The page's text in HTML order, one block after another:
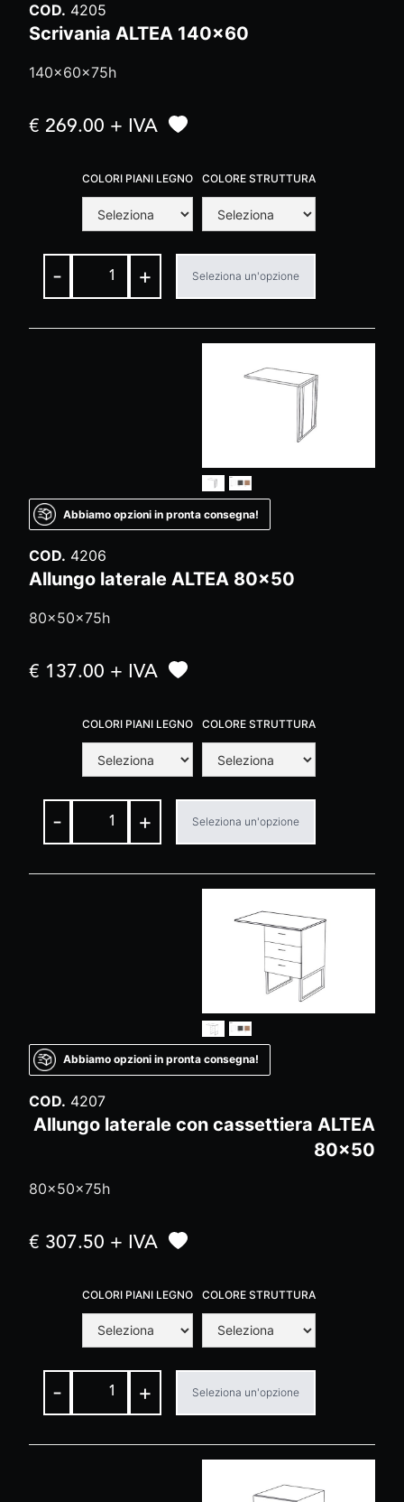
COD. 4205
Scrivania ALTEA 140x60
140x60x75h
€ 269.00 + IVA
COLORI PIANI LEGNO COLORE STRUTTURA
- + Seleziona un'opzione
Abbiamo opzioni in pronta consegna!
COD. 4206
Allungo laterale ALTEA 80x50
80x50x75h
€ 137.00 + IVA
COLORI PIANI LEGNO COLORE STRUTTURA
- + Seleziona un'opzione
Abbiamo opzioni in pronta consegna!
COD. 4207
Allungo laterale con cassettiera ALTEA
80x50
80x50x75h
€ 307.50 + IVA
COLORI PIANI LEGNO COLORE STRUTTURA
- + Seleziona un'opzione